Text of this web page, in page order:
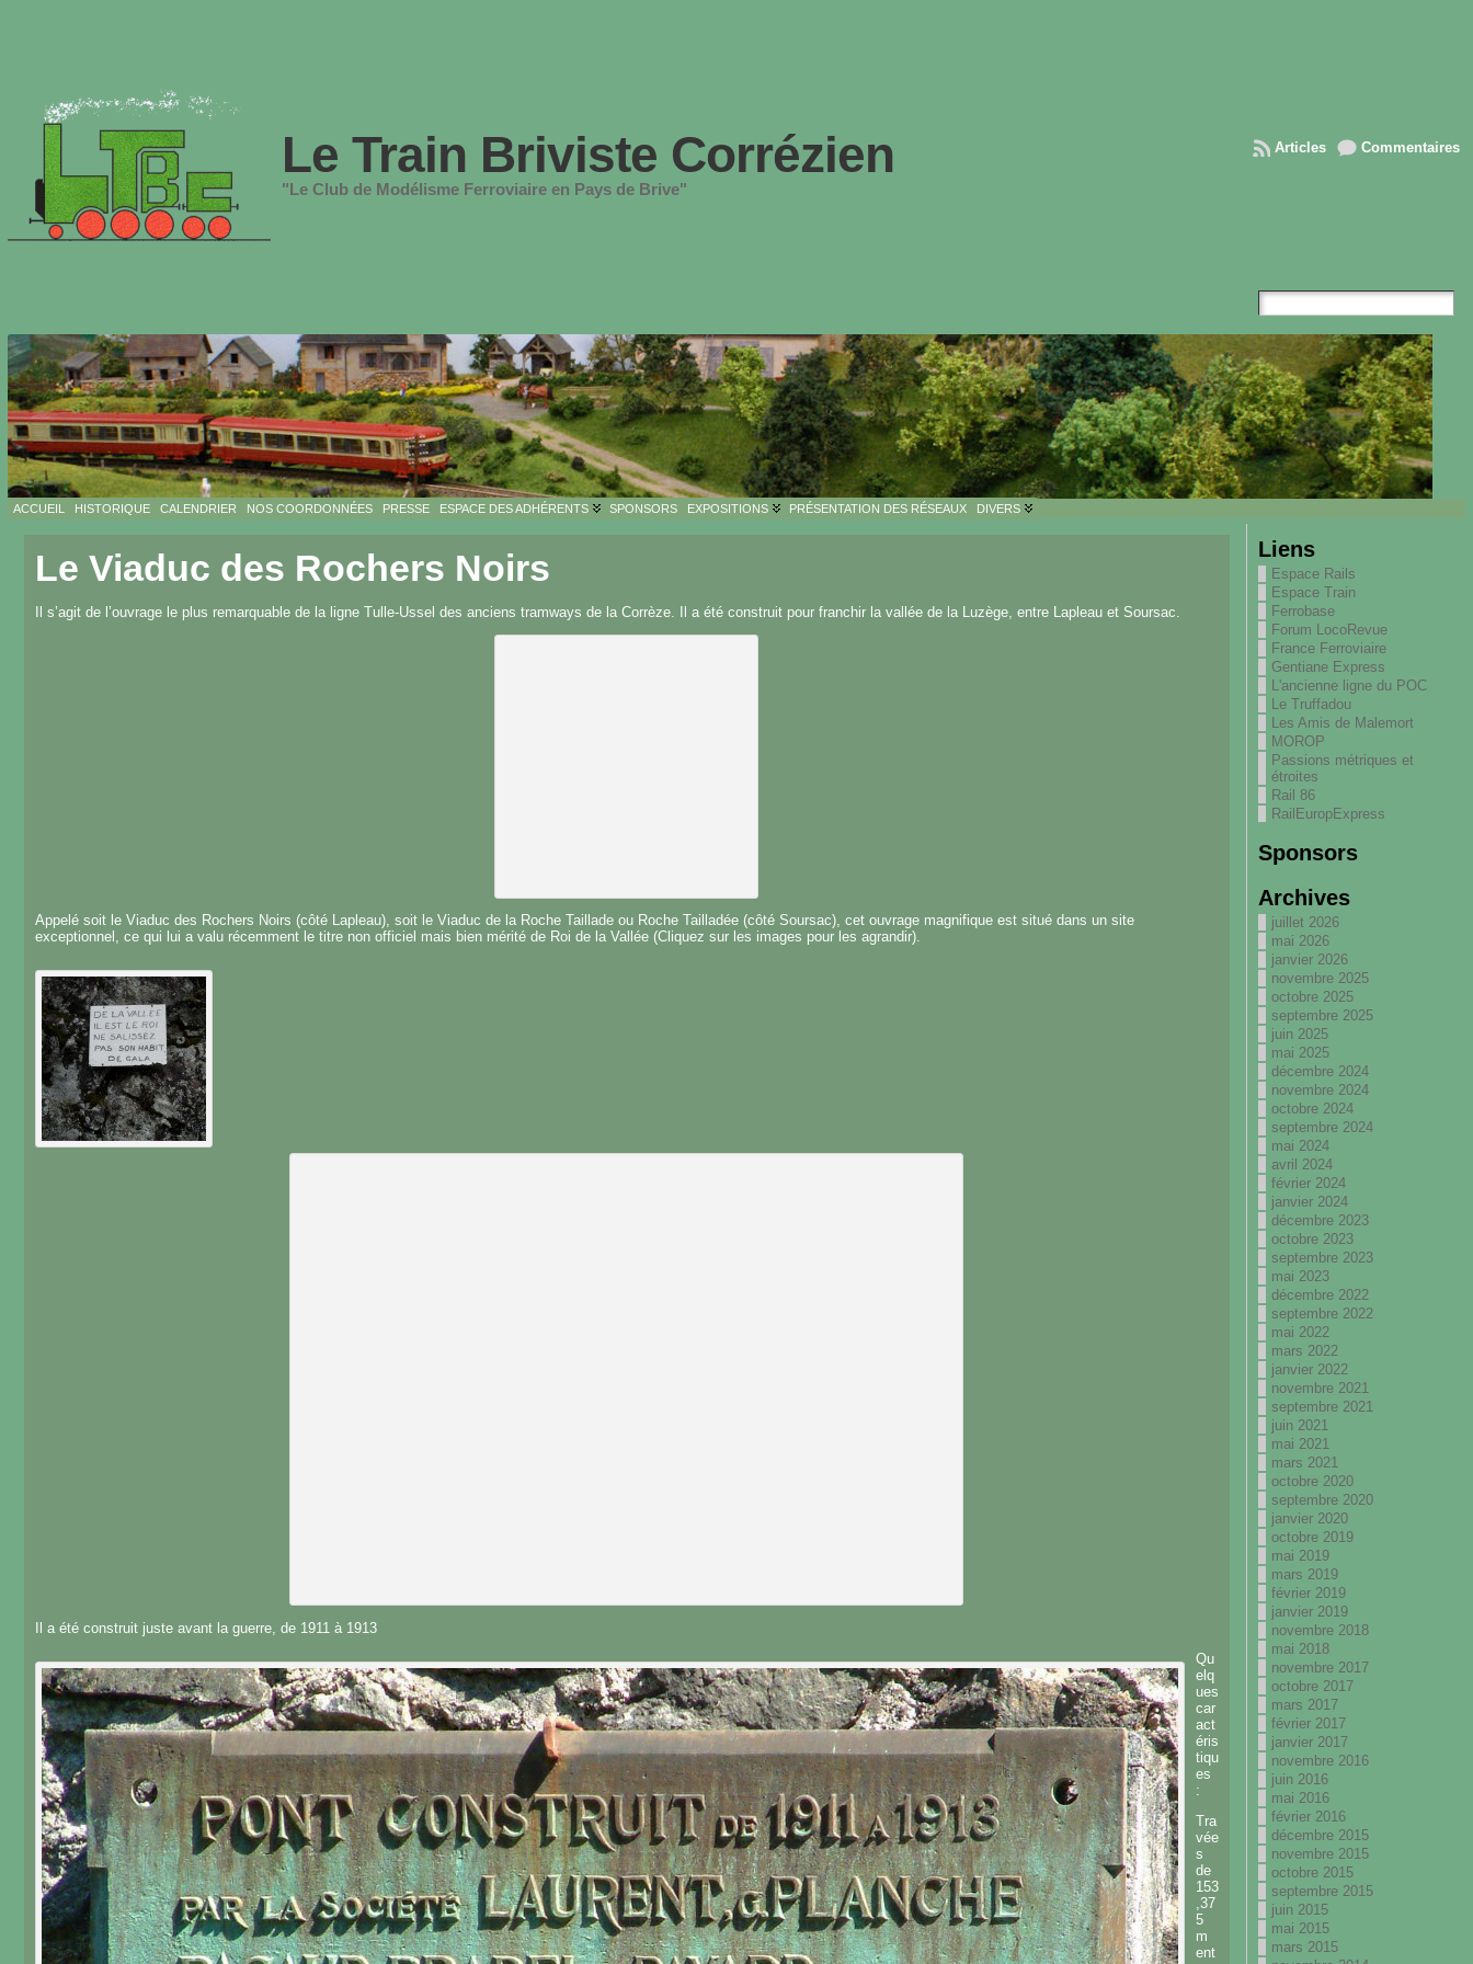
Le Train Briviste Corrézien
"Le Club de Modélisme Ferroviaire en Pays de Brive"
Commentaires
Articles
ACCUEIL HISTORIQUE CALENDRIER NOS COORDONNÉES PRESSE ESPACE DES ADHÉRENTS SPONSORS EXPOSITIONS PRÉSENTATION DES RÉSEAUX DIVERS
Le Viaduc des Rochers Noirs
Il s’agit de l’ouvrage le plus remarquable de la ligne Tulle-Ussel des anciens tramways de la Corrèze. Il a été construit pour franchir la vallée de la Luzège, entre Lapleau et Soursac.
Appelé soit le Viaduc des Rochers Noirs (côté Lapleau), soit le Viaduc de la Roche Taillade ou Roche Tailladée (côté Soursac), cet ouvrage magnifique est situé dans un site
exceptionnel, ce qui lui a valu récemment le titre non officiel mais bien mérité de Roi de la Vallée (Cliquez sur les images pour les agrandir).
Il a été construit juste avant la guerre, de 1911 à 1913
Qu
elq
ues
car
act
éris
tiqu
es
:
Tra
vée
s
de
153
,37
5
m
ent
Liens
Espace Rails
Espace Train
Ferrobase
Forum LocoRevue
France Ferroviaire
Gentiane Express
L'ancienne ligne du POC
Le Truffadou
Les Amis de Malemort
MOROP
Passions métriques et
étroites
Rail 86
RailEuropExpress
Sponsors
Archives
juillet 2026
mai 2026
janvier 2026
novembre 2025
octobre 2025
septembre 2025
juin 2025
mai 2025
décembre 2024
novembre 2024
octobre 2024
septembre 2024
mai 2024
avril 2024
février 2024
janvier 2024
décembre 2023
octobre 2023
septembre 2023
mai 2023
décembre 2022
septembre 2022
mai 2022
mars 2022
janvier 2022
novembre 2021
septembre 2021
juin 2021
mai 2021
mars 2021
octobre 2020
septembre 2020
janvier 2020
octobre 2019
mai 2019
mars 2019
février 2019
janvier 2019
novembre 2018
mai 2018
novembre 2017
octobre 2017
mars 2017
février 2017
janvier 2017
novembre 2016
juin 2016
mai 2016
février 2016
décembre 2015
novembre 2015
octobre 2015
septembre 2015
juin 2015
mai 2015
mars 2015